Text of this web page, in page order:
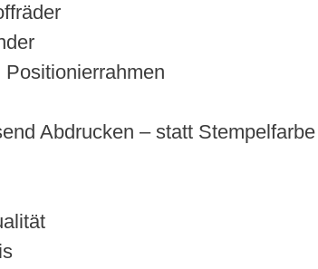
Abdrucken – statt